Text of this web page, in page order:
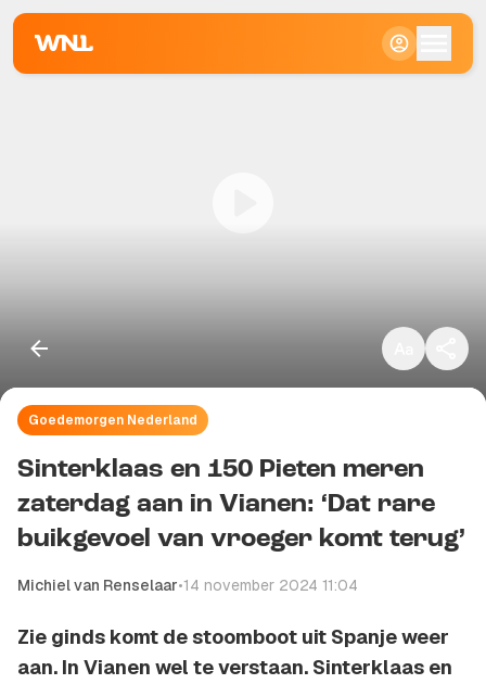
Goedemorgen Nederland
Sinterklaas en 150 Pieten meren
zaterdag aan in Vianen: ‘Dat rare
buikgevoel van vroeger komt terug’
Michiel van Renselaar•14 november 2024 11:04
Zie ginds komt de stoomboot uit Spanje weer
aan. In Vianen wel te verstaan. Sinterklaas en